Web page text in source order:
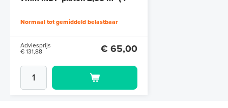
€ 9,95
€ 8,95
Normaal tot gemiddeld belastbaar
Adviesprijs
€ 131,88
€ 65,00